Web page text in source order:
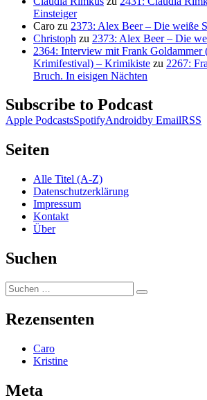
Einsteiger
Caro zu 2373: Alex Beer – Die weiße
Christoph zu 2373: Alex Beer – Die
2364: Interview mit Frank Goldammer
Krimifestival) – Krimikiste zu 2267:
Bruch. In eisigen Nächten
Subscribe to Podcast
Apple PodcastsSpotifyAndroidby EmailRSS
Seiten
Alle Titel (A-Z)
Datenschutzerklärung
Impressum
Kontakt
Über
Suchen
Suchen
nach:
Suchen
Rezensenten
Caro
Kristine
Meta